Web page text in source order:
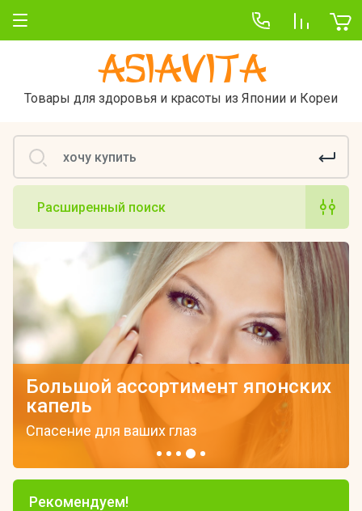
Asiavita
Товары для здоровья и красоты из Японии и Кореи
Расширенный поиск
Большой ассортимент японских
капель
Спасение для ваших глаз
Рекомендуем!